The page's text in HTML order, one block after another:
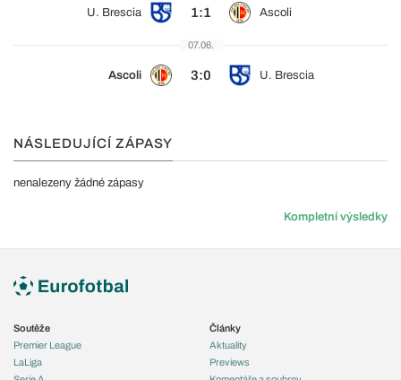
U. Brescia 1:1 Ascoli
07.06.
Ascoli 3:0 U. Brescia
NÁSLEDUJÍCÍ ZÁPASY
nenalezeny žádné zápasy
Kompletní výsledky
Soutěže
Premier League
LaLiga
Články
Aktuality
Previews